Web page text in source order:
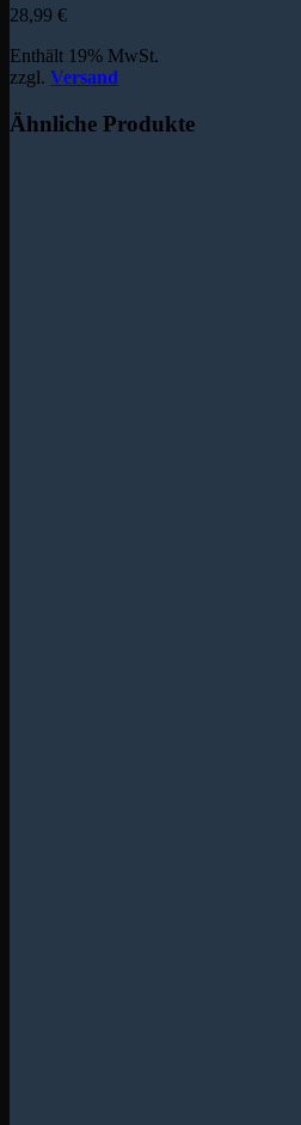
28,99 €
Enthält 19% MwSt.
zzgl. Versand
Ähnliche Produkte